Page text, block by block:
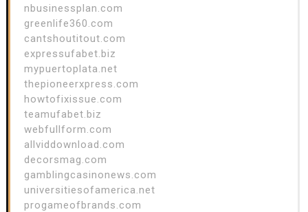
nbusinessplan.com
greenlife360.com
cantshoutitout.com
expressufabet.biz
mypuertoplata.net
thepioneerxpress.com
howtofixissue.com
teamufabet.biz
webfullform.com
allviddownload.com
decorsmag.com
gamblingcasinonews.com
universitiesofamerica.net
progameofbrands.com